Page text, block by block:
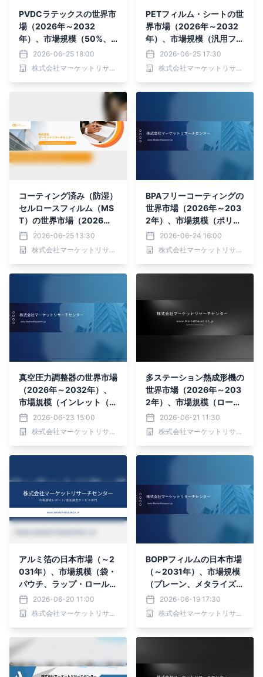
PVDCラテックスの世界市
場（2026年～2032
年）、市場規模（50%、5
5%、60%）・分析レポー
トを発表
2026-06-25 18:00
株式会社マーケットリサーチセンター
PETフィルム・シートの世
界市場（2026年～2032
年）、市場規模（汎用フィ
ルム、電気絶縁フィルム、
コンデンサフィルム、ラミ
ネートフィルム）・分析レ
2026-06-25 17:30
株式会社マーケットリサーチセンター
コーティング済み（防湿）
セルロースフィルム（MS
T）の世界市場（2026年
～2032年）、市場規模
（片面コーティングセルロ
ースフィルム、両面コーテ
2026-06-25 13:30
株式会社マーケットリサーチセンター
BPAフリーコーティングの
世界市場（2026年～203
2年）、市場規模（ポリエ
ステル系、アクリル系、エ
ポキシ系）・分析レポート
を発表
2026-06-24 16:00
株式会社マーケットリサーチセンター
真空圧力調整器の世界市場
（2026年～2032年）、
市場規模（インレット（ブ
リード）、アウトレット
（ポンプ側）、差圧）・分
析レポートを発表
2026-06-23 15:00
株式会社マーケットリサーチセンター
多ステーション熱成形機の
世界市場（2026年～203
2年）、市場規模（ロータ
リー熱成形機、シャトル熱
成形機、インライン熱成形
機）・分析レポートを発表
2026-06-21 11:30
株式会社マーケットリサーチセンター
アルミ箔の日本市場（～2
031年）、市場規模（袋・
パウチ、ラップ・ロール、
ブリスター）・分析レポー
トを発表
2026-06-20 11:00
株式会社マーケットリサーチセンター
BOPPフィルムの日本市場
（～2031年）、市場規模
（プレーン、メタライズ
ド、パール）・分析レポー
トを発表
2026-06-19 17:30
株式会社マーケットリサーチセンター